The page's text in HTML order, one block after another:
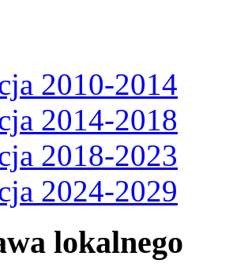
2010-2014
2014-2018
2018-2023
2024-2029
lokalnego